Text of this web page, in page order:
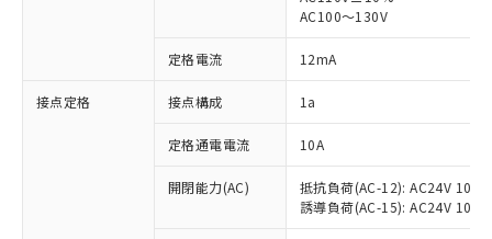
AC100～130V
定格電流 12mA
接点定格 接点構成 1a
定格通電電流 10A
開閉能力(AC)
抵抗負荷(AC-12): AC24V 10A/
誘導負荷(AC-15): AC24V
ご利用条件
以下の条件をお読みいただき、同意のうえ
対応済み：EU RoHS指令（10物質）の
非含有に対応した製品が提供可能な商品で
す。
対応予定：EU RoHS指令（10物質）の非含
有に対応した製品に切り替える予定のある
対応予定なし：EU RoHS指令（10物質）の
非含有に非対応の商品で、対応品を出す予